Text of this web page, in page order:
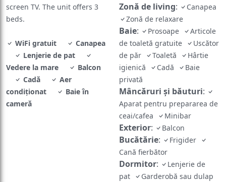
screen TV. The unit offers 3
beds.
WiFi gratuit
Canapea
Lenjerie de pat
Vedere la mare
Balcon
Cadă
Aer
condiţionat
Baie în
cameră
Zonă de living:
Canapea
Zonă de relaxare
Baie: Prosoape
Articole
de toaletă gratuite
Uscător
de păr
Toaletă
Hârtie
igienică
Cadă
Baie
privată
Mâncăruri și băuturi:
Aparat pentru prepararea de
ceai/cafea
Minibar
Exterior: Balcon
Bucătărie:
Frigider
Cană fierbător
Dormitor:
Lenjerie de
pat
Garderobă sau dulap